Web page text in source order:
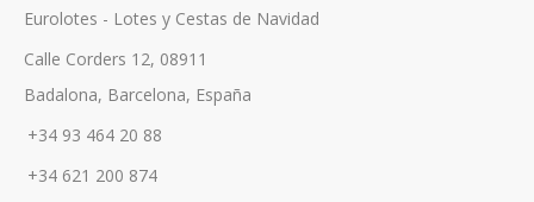
Eurolotes - Lotes y Cestas de Navidad
Calle Corders 12, 08911
Badalona, Barcelona, España
+34 93 464 20 88
+34 621 200 874